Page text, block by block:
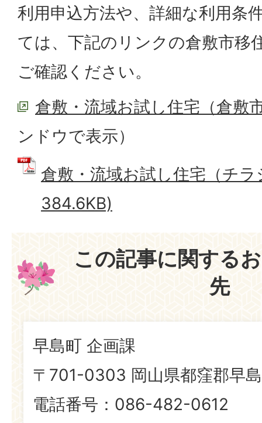
利用申込方法や、詳細な利用条
ては、下記のリンクの倉敷市移
ご確認ください。
倉敷・流域お試し住宅（倉敷
ンドウで表示）
倉敷・流域お試し住宅（チ
384.6KB)
この記事に関する
先
早島町 企画課
〒701-0303 岡山県都窪郡早
電話番号：086-482-0612